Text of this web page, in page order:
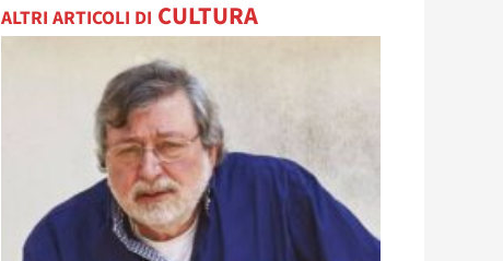
ALTRI ARTICOLI DI CULTURA